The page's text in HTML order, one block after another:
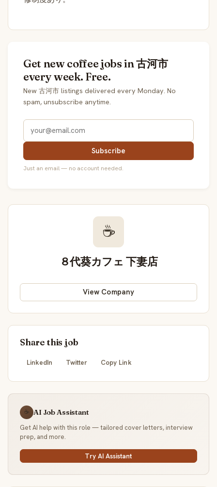
Get new coffee jobs in 古河市
every week. Free.
New 古河市 listings delivered every Monday. No
spam, unsubscribe anytime.
Subscribe
Just an email — no account needed.
☕
８代葵カフェ 下妻店
View Company
Share this job
LinkedIn Twitter Copy Link
☕ AI Job Assistant
Get AI help with this role — tailored cover letters, interview
prep, and more.
Try AI Assistant